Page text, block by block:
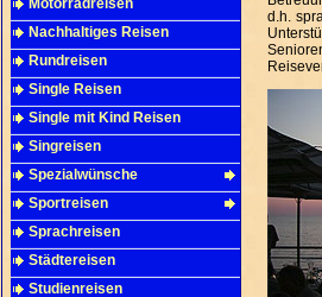
Motorradreisen
Nachhaltiges Reisen
Rundreisen
Single Reisen
Single mit Kind Reisen
Singreisen
Spezialwünsche
Sportreisen
Sprachreisen
Städtereisen
Studienreisen
d.h.